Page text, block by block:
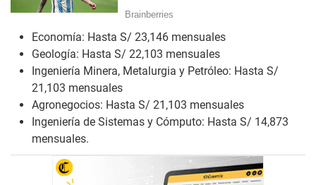
Economía: Hasta S/ 23,146 mensuales
Geología: Hasta S/ 22,103 mensuales
Ingeniería Minera, Metalurgia y Petróleo: Hasta S/
21,103 mensuales
Agronegocios: Hasta S/ 21,103 mensuales
Ingeniería de Sistemas y Cómputo: Hasta S/ 14,873
mensuales.